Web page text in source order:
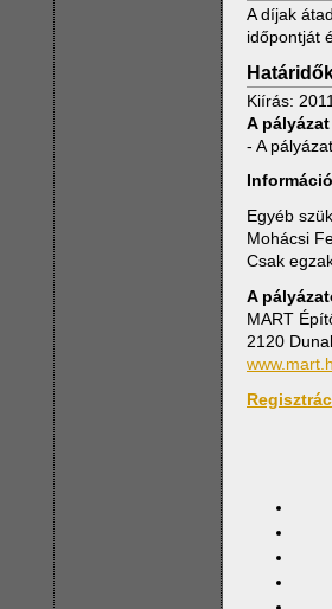
A díjak
időpontját
Kiírás:
A
- A
Egyéb
Mohácsi
Csak
A
MART
2120